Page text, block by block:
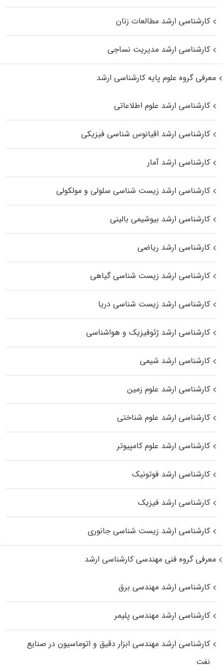
کارشناسی ارشد مطالعات زنان
کارشناسی ارشد مدیریت نساجی
معرفی گروه علوم پایه کارشناسی ارشد
کارشناسی ارشد علوم اطلاعاتی
کارشناسی ارشد اقیانوس‌ شناسی فیزیکی
کارشناسی ارشد آمار
کارشناسی ارشد زیست شناسی سلولی و مولکولی
کارشناسی ارشد بیوشیمی بالینی
کارشناسی ارشد ریاضی
کارشناسی ارشد زیست‌ شناسی گیاهی
کارشناسی ارشد زیست‌ شناسی دریا
کارشناسی ارشد ژئوفیزیک و هواشناسی
کارشناسی ارشد شیمی
کارشناسی ارشد علوم زمین
کارشناسی ارشد علوم شناختی
کارشناسی ارشد علوم کامپیوتر
کارشناسی ارشد فوتونیک
کارشناسی ارشد فیزیک
کارشناسی ارشد زیست‌ شناسی جانوری
معرفی گروه فنی مهندسی کارشناسی ارشد
کارشناسی ارشد مهندسی برق
کارشناسی ارشد مهندسی پلیمر
کارشناسی ارشد مهندسی ابزار دقیق و اتوماسیون در صنایع
نفت